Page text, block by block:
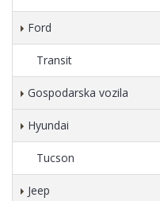
Ford
Transit
Gospodarska vozila
Hyundai
Tucson
Jeep